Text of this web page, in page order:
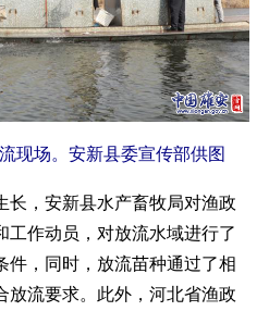
现场。安新县委宣传部供图
长，安新县水产畜牧局对渔政
工作动员，对放流水域进行了
件，同时，放流苗种通过了相
放流要求。此外，河北省渔政